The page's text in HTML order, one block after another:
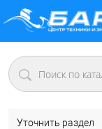
Уточнить раздел